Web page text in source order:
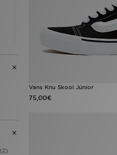
(2)
Vans Knu Skool Júnior
75,00€